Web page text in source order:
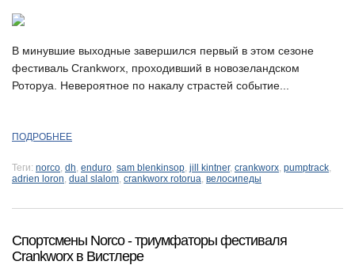
В минувшие выходные завершился первый в этом сезоне
фестиваль Crankworx, проходивший в новозеландском
Роторуа. Невероятное по накалу страстей событие...
ПОДРОБНЕЕ
Теги: norco, dh, enduro, sam blenkinsop, jill kintner, crankworx, pumptrack,
adrien loron, dual slalom, crankworx rotorua, велосипеды
Спортсмены Norco - триумфаторы фестиваля
Crankworx в Вистлере